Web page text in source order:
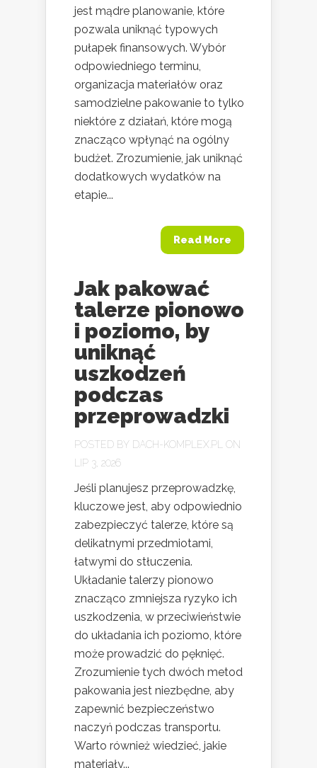
jest mądre planowanie, które
pozwala uniknąć typowych
pułapek finansowych. Wybór
odpowiedniego terminu,
organizacja materiałów oraz
samodzielne pakowanie to tylko
niektóre z działań, które mogą
znacząco wpłynąć na ogólny
budżet. Zrozumienie, jak uniknąć
dodatkowych wydatków na
etapie...
Read More
Jak pakować
talerze pionowo
i poziomo, by
uniknąć
uszkodzeń
podczas
przeprowadzki
POSTED BY DACH-KOMPLEX.PL
ON
LIP 3, 2026
Jeśli planujesz przeprowadzkę,
kluczowe jest, aby odpowiednio
zabezpieczyć talerze, które są
delikatnymi przedmiotami,
łatwymi do stłuczenia.
Układanie talerzy pionowo
znacząco zmniejsza ryzyko ich
uszkodzenia, w przeciwieństwie
do układania ich poziomo, które
może prowadzić do pęknięć.
Zrozumienie tych dwóch metod
pakowania jest niezbędne, aby
zapewnić bezpieczeństwo
naczyń podczas transportu.
Warto również wiedzieć, jakie
materiały...